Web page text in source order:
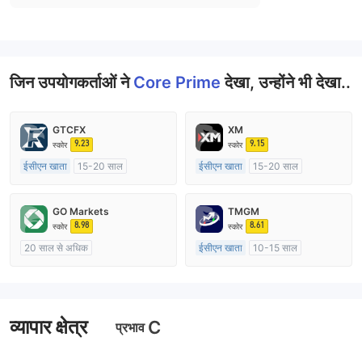
जिन उपयोगकर्ताओं नेCore Primeदेखा, उन्होंने भी देखा..
GTCFX
स्कोर 9.23
ईसीएन खाता
15-20 साल
मार्केट मेकिंग (एमएम)
मुख्य-लेबल MT4
XM
स्कोर 9.15
ईसीएन खाता
15-20 साल
मार्केट मेकिंग (एमएम)
मुख्य-लेबल MT4
GO Markets
स्कोर 8.98
20 साल से अधिक
TMGM
स्कोर 8.61
ईसीएन खाता
10-15 साल
व्यापार क्षेत्र प्रभाव C